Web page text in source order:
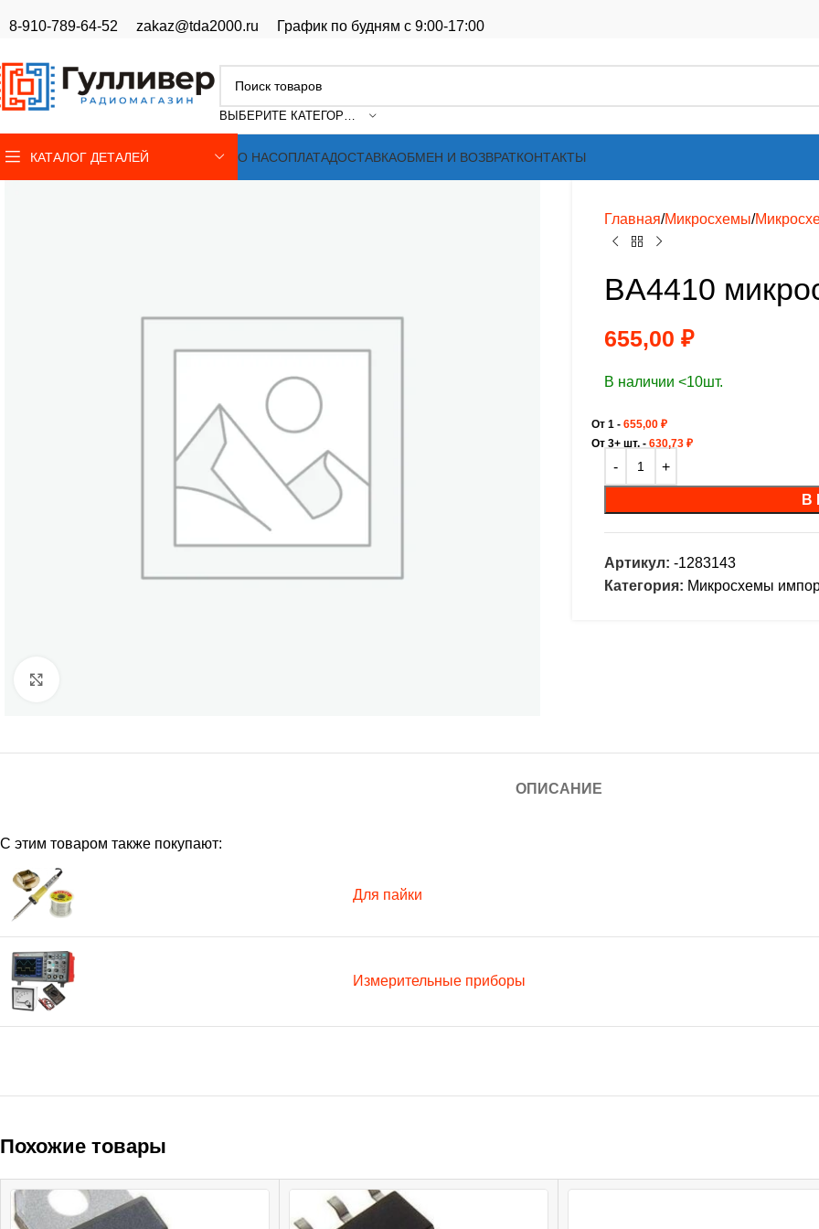
8-910-789-64-52 zakaz@tda2000.ru График по будням с 9:00-17:00
ВЫБЕРИТЕ КАТЕГОРИЮ
КАТАЛОГ ДЕТАЛЕЙ О НАСОПЛАТАДОСТАВКАОБМЕН И ВОЗВРАТКОНТАКТЫ
Главная Микросхемы
BA4410
655,00 ₽
В наличии <10шт.
От 1 - 655,00 ₽
От 3+ шт. - 630,73 ₽
В
Артикул: -1283143
Категория: Микросхемы
ОПИСАНИЕ
С этим товаром также покупают:
Для пайки
Измерительные приборы
Похожие товары